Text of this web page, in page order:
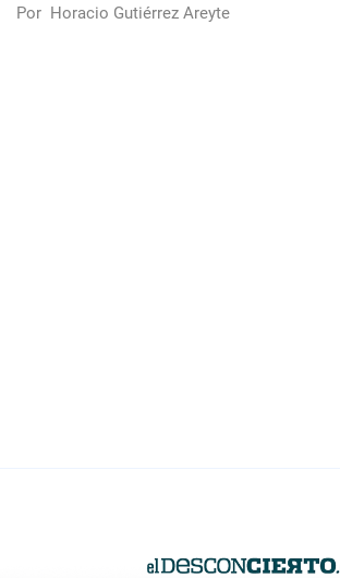
Por Horacio Gutiérrez Areyte